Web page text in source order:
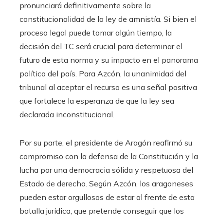
pronunciará definitivamente sobre la
constitucionalidad de la ley de amnistía. Si bien el
proceso legal puede tomar algún tiempo, la
decisión del TC será crucial para determinar el
futuro de esta norma y su impacto en el panorama
político del país. Para Azcón, la unanimidad del
tribunal al aceptar el recurso es una señal positiva
que fortalece la esperanza de que la ley sea
declarada inconstitucional.
Por su parte, el presidente de Aragón reafirmó su
compromiso con la defensa de la Constitución y la
lucha por una democracia sólida y respetuosa del
Estado de derecho. Según Azcón, los aragoneses
pueden estar orgullosos de estar al frente de esta
batalla jurídica, que pretende conseguir que los